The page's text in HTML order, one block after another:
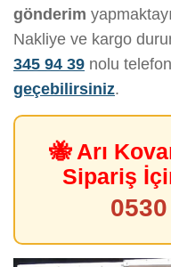
gönderim
Nakliye ve kargo
345 94 39 nolu
geçebilirsiniz.
🐝 Arı
Sipariş